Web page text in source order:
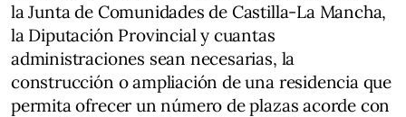
la Junta de Comunidades de Castilla-La Mancha,
la Diputación Provincial y cuantas
administraciones sean necesarias, la
construcción o ampliación de una residencia que
permita ofrecer un número de plazas acorde con